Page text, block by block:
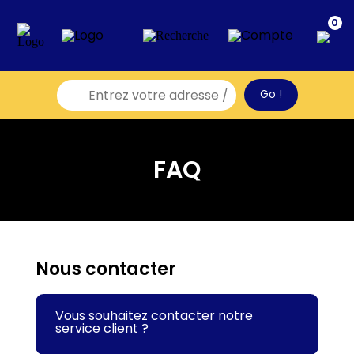
0
FAQ
Nous contacter
Vous souhaitez contacter notre
service client ?